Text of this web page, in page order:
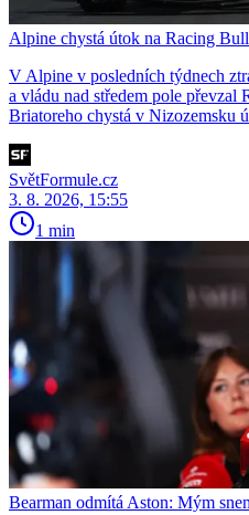
Alpine chystá útok na Racing
V Alpine v posledních týdnech
a vládu nad středem pole
Briatoreho chystá v Nizozemsku
SvětFormule.cz
3. 8. 2026, 15:55
1 min
Bearman odmítá Aston: Mým